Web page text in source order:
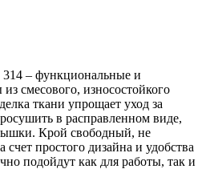
– функциональные и
смесового, износостойкого
ткани упрощает уход за
в расправленном виде,
Крой свободный, не
простого дизайна и удобства
подойдут как для работы, так и